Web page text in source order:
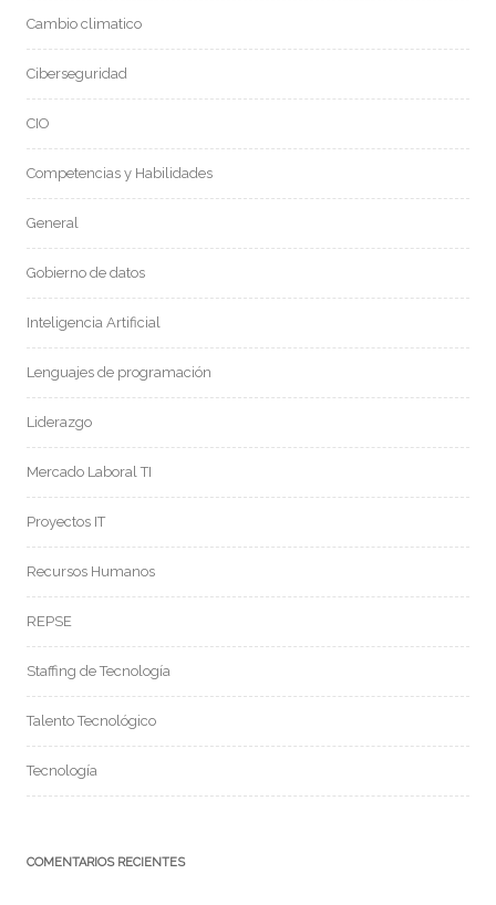
Cambio climatico
Ciberseguridad
CIO
Competencias y Habilidades
General
Gobierno de datos
Inteligencia Artificial
Lenguajes de programación
Liderazgo
Mercado Laboral TI
Proyectos IT
Recursos Humanos
REPSE
Staffing de Tecnología
Talento Tecnológico
Tecnología
COMENTARIOS RECIENTES